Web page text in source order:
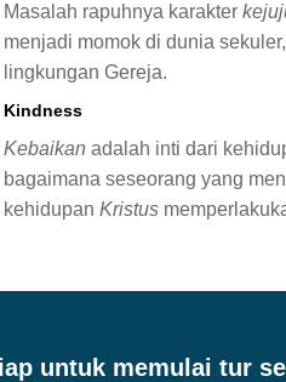
Masalah rapuhnya karakter
menjadi momok di dunia
lingkungan Gereja.
Kindness
Kebaikan adalah inti dari
bagaimana seseorang yang
kehidupan Kristus
untuk memulai tur